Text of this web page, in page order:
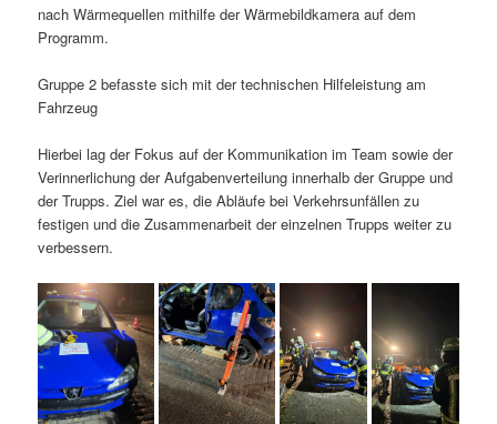
nach Wärmequellen mithilfe der Wärmebildkamera auf dem
Programm.
Gruppe 2 befasste sich mit der technischen Hilfeleistung am
Fahrzeug
Hierbei lag der Fokus auf der Kommunikation im Team sowie der
Verinnerlichung der Aufgabenverteilung innerhalb der Gruppe und
der Trupps. Ziel war es, die Abläufe bei Verkehrsunfällen zu
festigen und die Zusammenarbeit der einzelnen Trupps weiter zu
verbessern.